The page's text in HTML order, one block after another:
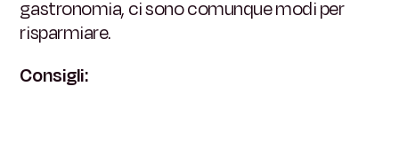
gastronomia, ci sono comunque modi per
risparmiare.
Consigli: